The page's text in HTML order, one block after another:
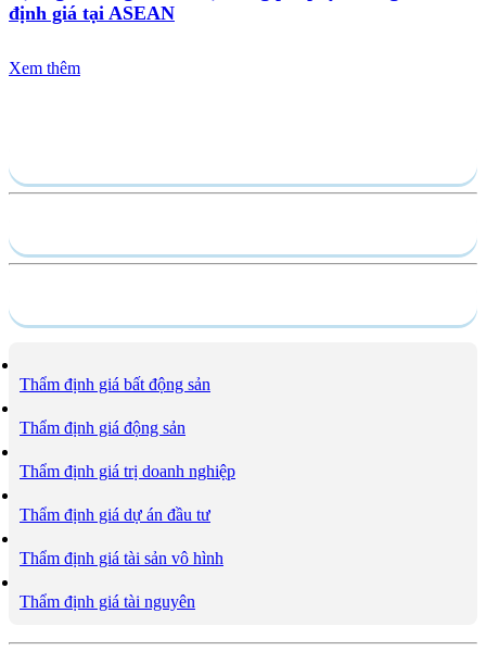
định giá tại ASEAN
Xem thêm
Thẩm định giá bất động sản
Thẩm định giá động sản
Thẩm định giá trị doanh nghiệp
Thẩm định giá dự án đầu tư
Thẩm định giá tài sản vô hình
Thẩm định giá tài nguyên